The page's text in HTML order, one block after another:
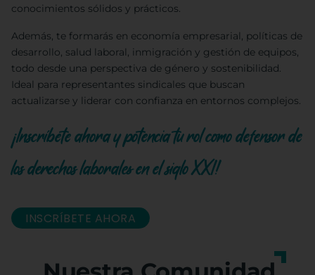
conocimientos sólidos y prácticos.
Además, te formarás en economía empresarial, políticas de
desarrollo, salud laboral, inmigración y gestión de equipos,
todo desde una perspectiva de género y sostenibilidad.
Ideal para representantes sindicales que buscan
actualizarse y liderar con confianza en entornos complejos.
¡Inscríbete ahora y potencia tu rol como defensor de
los derechos laborales en el siglo XXI!
INSCRÍBETE AHORA